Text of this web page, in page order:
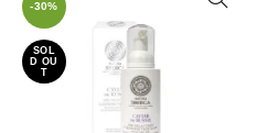
-30%
SOL
D OU
T